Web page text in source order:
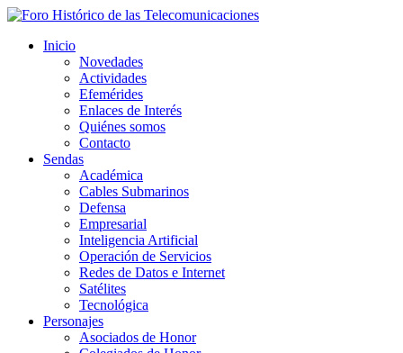
Inicio
Novedades
Actividades
Efemérides
Enlaces de Interés
Quiénes somos
Contacto
Sendas
Académica
Cables Submarinos
Defensa
Empresarial
Inteligencia Artificial
Operación de Servicios
Redes de Datos e Internet
Satélites
Tecnológica
Personajes
Asociados de Honor